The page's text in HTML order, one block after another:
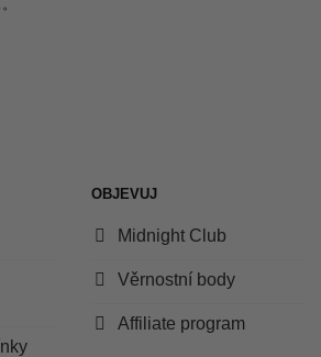
OBJEVUJ
Midnight Club
Věrnostní body
Affiliate program